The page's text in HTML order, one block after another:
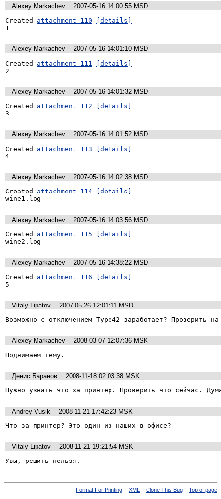
Alexey Markachev
2007-05-16 14:00:55 MSD
Created attachment 110
[details]
1
Alexey Markachev
2007-05-16 14:01:10 MSD
Created attachment 111
[details]
2
Alexey Markachev
2007-05-16 14:01:32 MSD
Created attachment 112
[details]
3
Alexey Markachev
2007-05-16 14:01:52 MSD
Created attachment 113
[details]
4
Alexey Markachev
2007-05-16 14:02:38 MSD
Created attachment 114
[details]
wine1.log
Alexey Markachev
2007-05-16 14:03:56 MSD
Created attachment 115
[details]
wine2.log
Alexey Markachev
2007-05-16 14:38:22 MSD
Created attachment 116
[details]
5
Vitaly Lipatov
2007-05-26 12:01:11 MSD
Возможно с отключением Type42 заработает? Проверить
Alexey Markachev
2008-03-07 12:07:36 MSK
Поднимаем тему.
Денис Баранов
2008-11-18 02:03:38 MSK
Нужно узнать что за принтер. Проверить что сейчас.
Andrey Vusik
2008-11-21 17:42:23 MSK
Что за принтер? Это один из наших в офисе?
Vitaly Lipatov
2008-11-21 19:21:54 MSK
Увы, решить нельзя.
Format For Printing - XML - Clone This Bug - Top of page